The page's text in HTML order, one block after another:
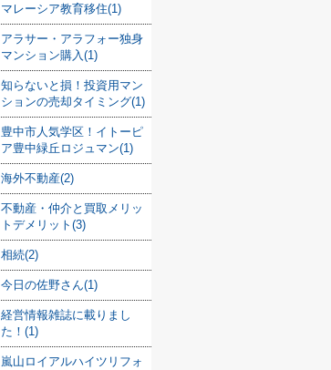
マレーシア教育移住(1)
アラサー・アラフォー独身
マンション購入(1)
知らないと損！投資用マン
ションの売却タイミング(1)
豊中市人気学区！イトーピ
ア豊中緑丘ロジュマン(1)
海外不動産(2)
不動産・仲介と買取メリッ
トデメリット(3)
相続(2)
今日の佐野さん(1)
経営情報雑誌に載りまし
た！(1)
嵐山ロイアルハイツリフォ